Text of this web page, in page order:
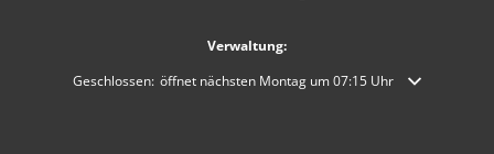
Verwaltung:
Klicken, um weitere Öffnungs- oder Schließzeiten auszublenden
Geschlossen: öffnet nächsten Montag um 07:15 Uhr